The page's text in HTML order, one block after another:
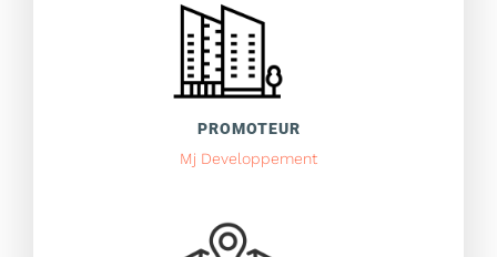
PROMOTEUR
Mj Developpement